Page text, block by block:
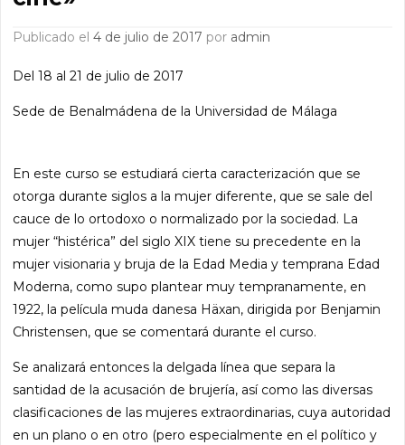
Publicado el4 de julio de 2017 por admin
Del 18 al 21 de julio de 2017
Sede de Benalmádena de la Universidad de Málaga
En este curso se estudiará cierta caracterización que se
otorga durante siglos a la mujer diferente, que se sale del
cauce de lo ortodoxo o normalizado por la sociedad. La
mujer “histérica” del siglo XIX tiene su precedente en la
mujer visionaria y bruja de la Edad Media y temprana Edad
Moderna, como supo plantear muy tempranamente, en
1922, la película muda danesa Häxan, dirigida por Benjamin
Christensen, que se comentará durante el curso.
Se analizará entonces la delgada línea que separa la
santidad de la acusación de brujería, así como las diversas
clasificaciones de las mujeres extraordinarias, cuya autoridad
en un plano o en otro (pero especialmente en el político y